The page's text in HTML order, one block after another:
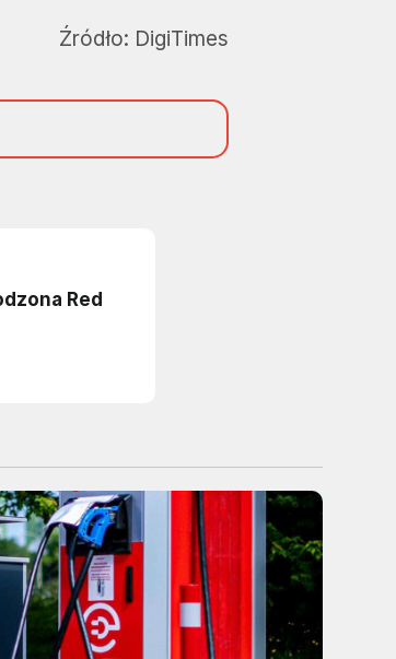
Źródło: DigiTimes